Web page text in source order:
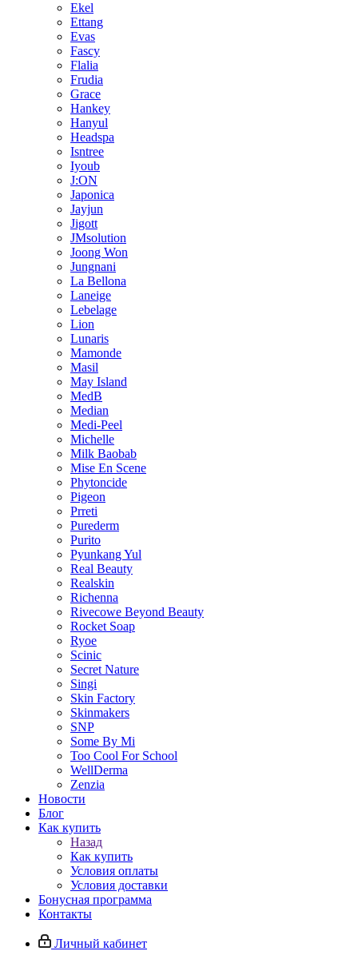
Ekel
Ettang
Evas
Fascy
Flalia
Frudia
Grace
Hankey
Hanyul
Headspa
Isntree
Iyoub
J:ON
Japonica
Jayjun
Jigott
JMsolution
Joong Won
Jungnani
La Bellona
Laneige
Lebelage
Lion
Lunaris
Mamonde
Masil
May Island
MedB
Median
Medi-Peel
Michelle
Milk Baobab
Mise En Scene
Phytoncide
Pigeon
Prreti
Purederm
Purito
Pyunkang Yul
Real Beauty
Realskin
Richenna
Rivecowe Beyond Beauty
Rocket Soap
Ryoe
Scinic
Secret Nature
Singi
Skin Factory
Skinmakers
SNP
Some By Mi
Too Cool For School
WellDerma
Zenzia
Новости
Блог
Как купить
Назад
Как купить
Условия оплаты
Условия доставки
Бонусная программа
Контакты
Личный кабинет